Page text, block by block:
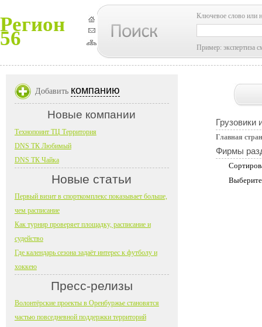
Регион
56
Ключевое слово или
Пример: экспертиза
Грузовики
Главная
Фирмы
Добавить компанию
Новые компании
Технопоинт ТЦ Территория
DNS ТК Любимый
DNS ТК Чайка
Новые статьи
Первый визит в спорткомплекс показывает больше,
чем расписание
Как турнир проверяет площадку, расписание и
судейство
Где календарь сезона задаёт интерес к футболу и
хоккею
Пресс-релизы
Волонтёрские проекты в Оренбуржье становятся
частью повседневной поддержки территорий